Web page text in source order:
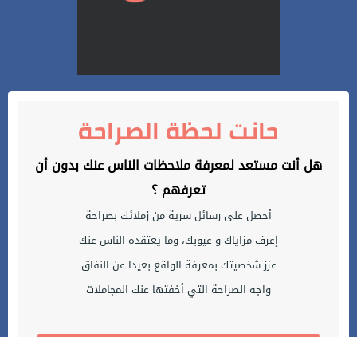
حانت لحظة الصراحة
هل أنت مستعد لمعرفة ملاحظات الناس عنك بدون أن
تعرفهم ؟
أحصل على رسائل سرية من زملائك بصراحة
إعرف مزاياك و عيوبك، وما يعتقده الناس عنك
عزز شخصيتك بمعرفة الواقع بعيدا عن النفاق
واجه الصراحة التي أخفتها عنك المجاملات